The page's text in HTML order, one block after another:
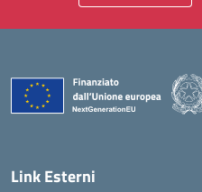
Link Esterni